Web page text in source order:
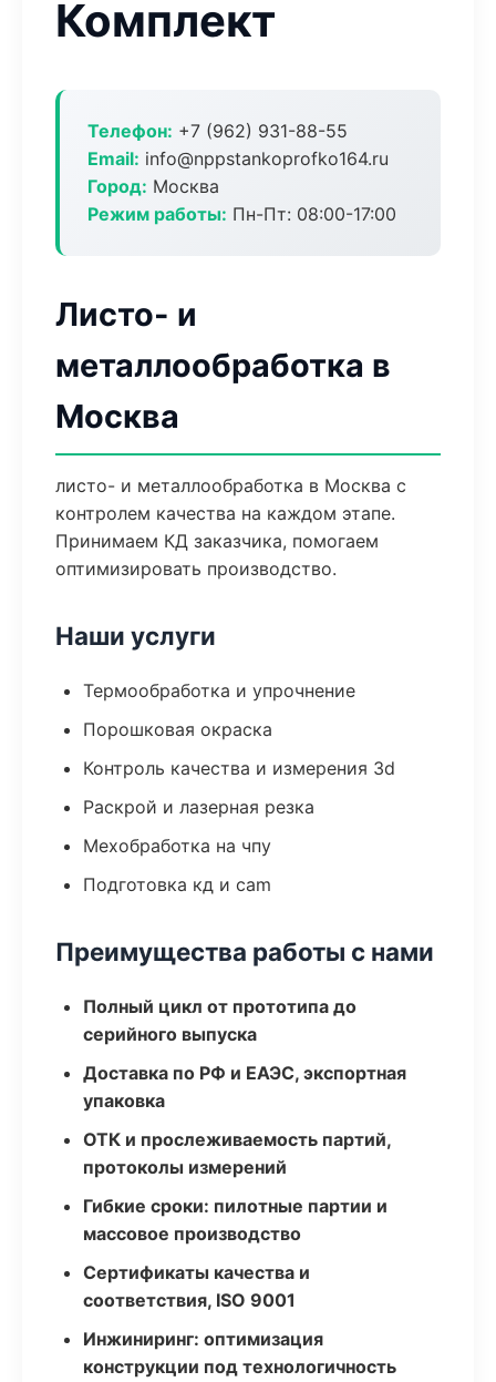
Комплект
Телефон: +7 (962) 931-88-55
Email: info@nppstankoprofko164.ru
Город: Москва
Режим работы: Пн-Пт: 08:00-17:00
Листо- и
металлообработка в
Москва
листо- и металлообработка в Москва с
контролем качества на каждом этапе.
Принимаем КД заказчика, помогаем
оптимизировать производство.
Наши услуги
Термообработка и упрочнение
Порошковая окраска
Контроль качества и измерения 3d
Раскрой и лазерная резка
Мехобработка на чпу
Подготовка кд и cam
Преимущества работы с нами
Полный цикл от прототипа до
серийного выпуска
Доставка по РФ и ЕАЭС, экспортная
упаковка
ОТК и прослеживаемость партий,
протоколы измерений
Гибкие сроки: пилотные партии и
массовое производство
Сертификаты качества и
соответствия, ISO 9001
Инжиниринг: оптимизация
конструкции под технологичность